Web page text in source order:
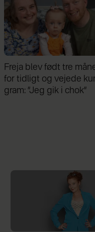
Nogle mænd bliver
gode fædre - og min
en af dem